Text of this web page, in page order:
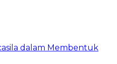
dalam Membentuk